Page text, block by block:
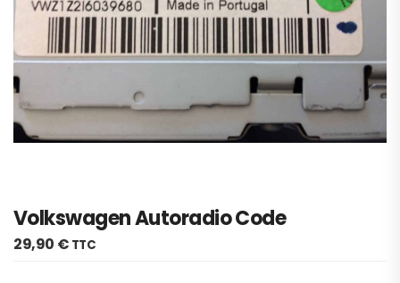
Volkswagen Autoradio Code
29,90 € TTC